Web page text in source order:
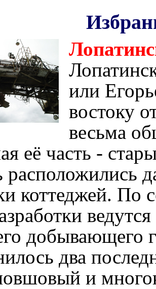
или
востоку
весьма
её часть -
расположились
коттеджей. По
добывающего
два
и